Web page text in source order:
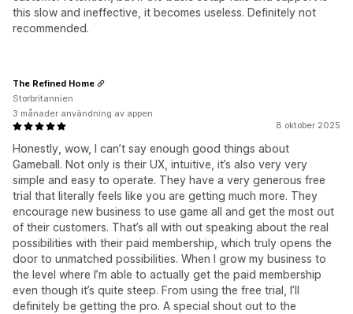
this slow and ineffective, it becomes useless. Definitely not
recommended.
8 oktober 2025
Honestly, wow, I can’t say enough good things about
Gameball. Not only is their UX, intuitive, it’s also very very
simple and easy to operate. They have a very generous free
trial that literally feels like you are getting much more. They
encourage new business to use game all and get the most out
of their customers. That’s all with out speaking about the real
possibilities with their paid membership, which truly opens the
door to unmatched possibilities. When I grow my business to
the level where I’m able to actually get the paid membership
even though it’s quite steep. From using the free trial, I’ll
definitely be getting the pro. A special shout out to the
The Refined Home
Storbritannien
3 månader användning av appen